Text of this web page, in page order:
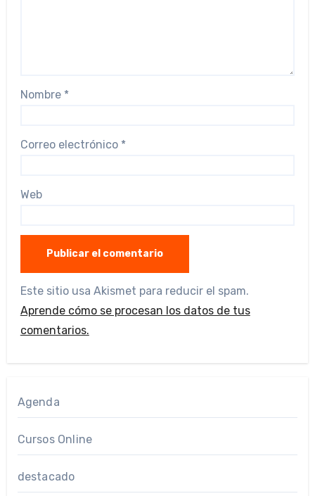
Nombre *
Correo electrónico *
Web
Este sitio usa Akismet para reducir el spam.
Aprende cómo se procesan los datos de tus
comentarios.
Agenda
Cursos Online
destacado